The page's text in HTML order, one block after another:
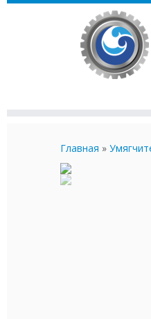
содержимому
Главная »